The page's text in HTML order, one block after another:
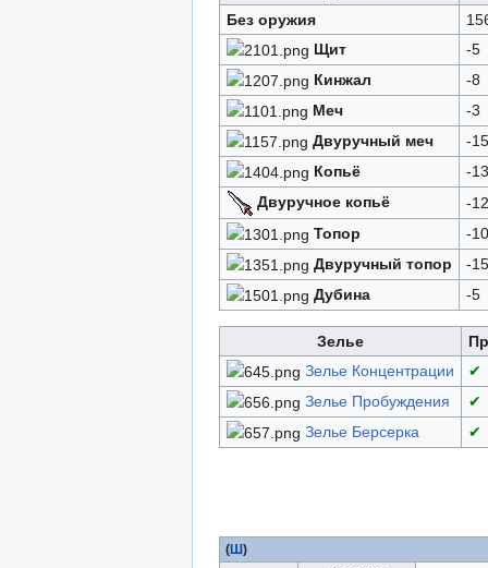
Без оружия
Щит
-5
Кинжал
-8
Меч
-3
Двуручный меч
-15
Копьё
-13
Двуручное копьё
-12
Топор
-10
Двуручный топор
-15
Дубина
-5
Зелье
Зелье Концентрации
✔
Зелье Пробуждения
✔
Зелье Берсерка
✔
(Ш)